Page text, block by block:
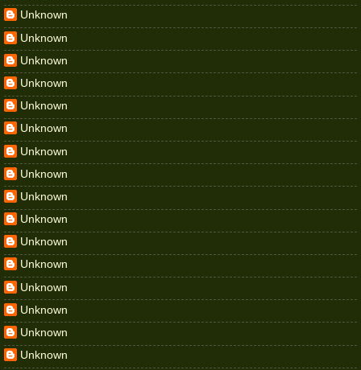
Unknown
Unknown
Unknown
Unknown
Unknown
Unknown
Unknown
Unknown
Unknown
Unknown
Unknown
Unknown
Unknown
Unknown
Unknown
Unknown